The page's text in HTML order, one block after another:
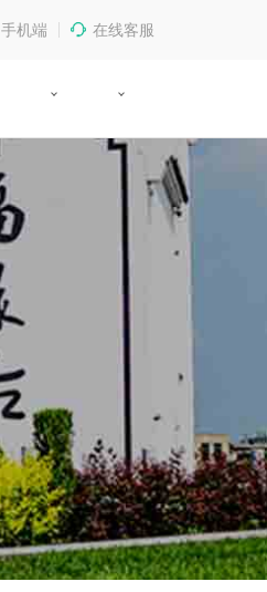
手机端 在线客服